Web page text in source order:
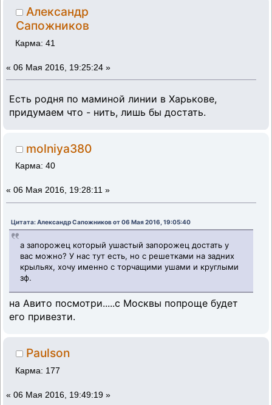
Александр
Сапожников
Карма: 41
« 06 Мая 2016, 19:25:24 »
Есть родня по маминой линии в Харькове,
придумаем что - нить, лишь бы достать.
molniya380
Карма: 40
« 06 Мая 2016, 19:28:11 »
Цитата: Александр Сапожников от 06 Мая 2016, 19:05:40
а запорожец который ушастый запорожец достать у
вас можно? У нас тут есть, но с решетками на задних
крыльях, хочу именно с торчащими ушами и круглыми
зф.
на Авито посмотри.....с Москвы попроще будет
его привезти.
Paulson
Карма: 177
« 06 Мая 2016, 19:49:19 »